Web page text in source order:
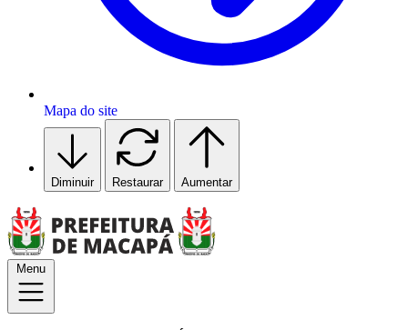
Mapa do site
Diminuir Restaurar Aumentar
Menu